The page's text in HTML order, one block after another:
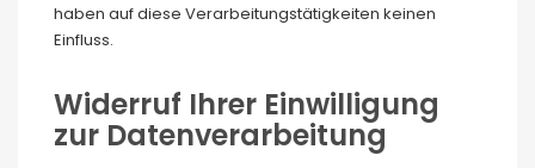
haben auf diese Verarbeitungstätigkeiten keinen
Einfluss.
Widerruf Ihrer Einwilligung
zur Datenverarbeitung